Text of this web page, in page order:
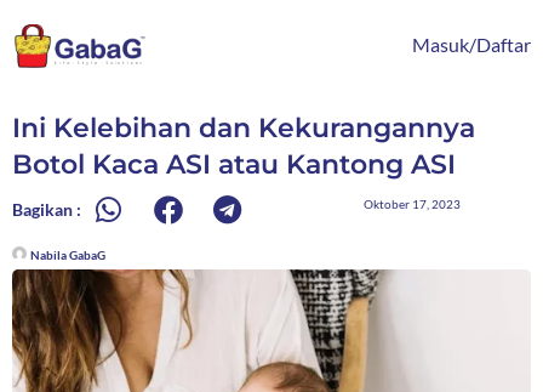
ke
konten
Masuk/Daftar
Ini Kelebihan dan Kekurangannya
Botol Kaca ASI atau Kantong ASI
Bagikan : Oktober 17, 2023
Nabila GabaG